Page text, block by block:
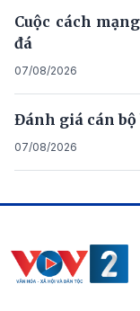
Cuộc cách
đá
07/08/2026
Đánh giá cán
07/08/2026